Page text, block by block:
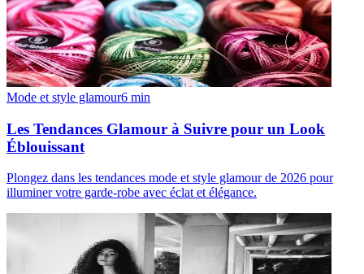
Mode et style glamour6 min
Les Tendances Glamour à Suivre pour un Look
Éblouissant
Plongez dans les tendances mode et style glamour de 2026 pour
illuminer votre garde-robe avec éclat et élégance.